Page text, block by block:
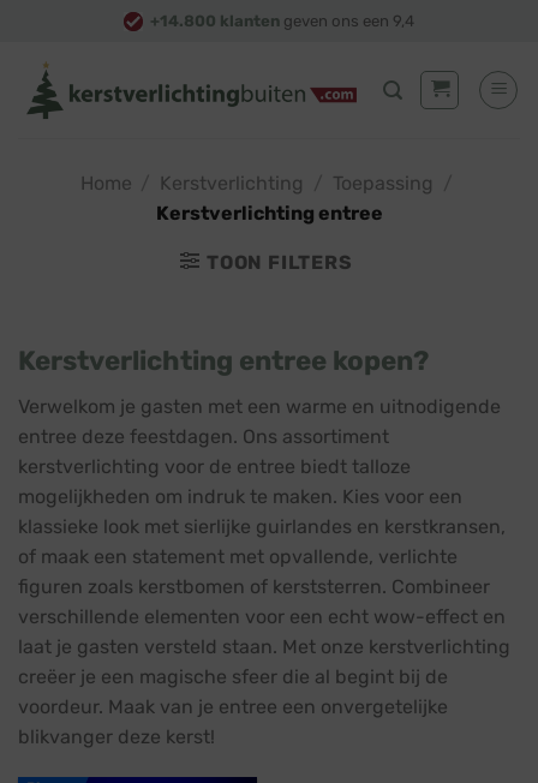
content
+14.800 klanten geven ons een 9,4
Home Kerstverlichting Toepassing
Kerstverlichting entree
TOON FILTERS
Kerstverlichting entree kopen?
Verwelkom je gasten met een warme en uitnodigende
entree deze feestdagen. Ons assortiment
kerstverlichting voor de entree biedt talloze
mogelijkheden om indruk te maken. Kies voor een
klassieke look met sierlijke guirlandes en kerstkransen,
of maak een statement met opvallende, verlichte
figuren zoals kerstbomen of kerststerren. Combineer
verschillende elementen voor een echt wow-effect en
laat je gasten versteld staan. Met onze kerstverlichting
creëer je een magische sfeer die al begint bij de
voordeur. Maak van je entree een onvergetelijke
blikvanger deze kerst!